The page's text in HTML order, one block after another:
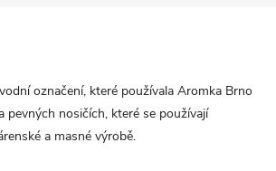
označení, které používala Aromka Brno
pevných nosičích, které se používají
a masné výrobě.